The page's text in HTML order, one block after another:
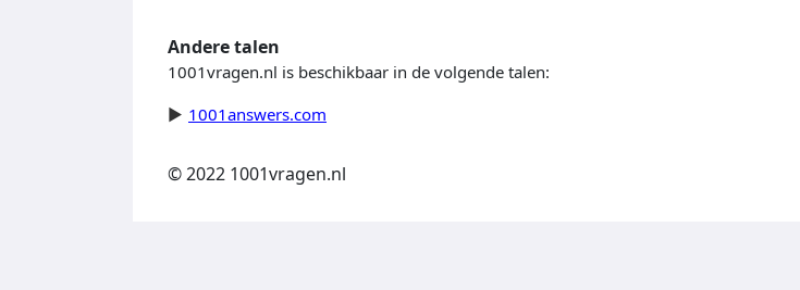
Andere talen
1001vragen.nl is beschikbaar in de volgende talen:
1001answers.com
© 2022 1001vragen.nl